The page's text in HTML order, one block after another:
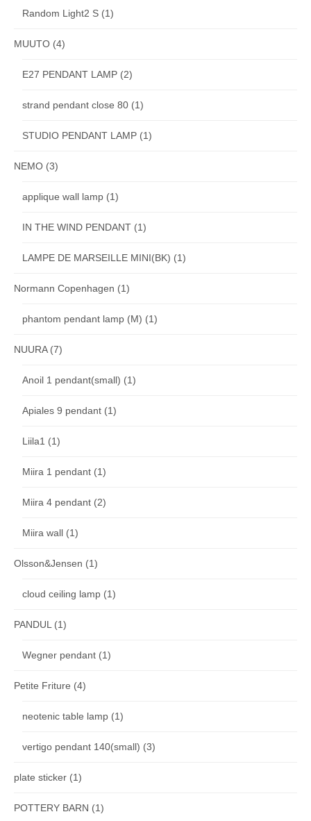
Random Light2 S (1)
MUUTO (4)
E27 PENDANT LAMP (2)
strand pendant close 80 (1)
STUDIO PENDANT LAMP (1)
NEMO (3)
applique wall lamp (1)
IN THE WIND PENDANT (1)
LAMPE DE MARSEILLE MINI(BK) (1)
Normann Copenhagen (1)
phantom pendant lamp (M) (1)
NUURA(7)
Anoil 1 pendant(small) (1)
Apiales 9 pendant (1)
Liila1 (1)
Miira 1 pendant (1)
Miira 4 pendant (2)
Miira wall (1)
Olsson&Jensen (1)
cloud ceiling lamp (1)
PANDUL(1)
Wegner pendant (1)
Petite Friture (4)
neotenic table lamp (1)
vertigo pendant 140(small) (3)
plate sticker (1)
POTTERY BARN (1)